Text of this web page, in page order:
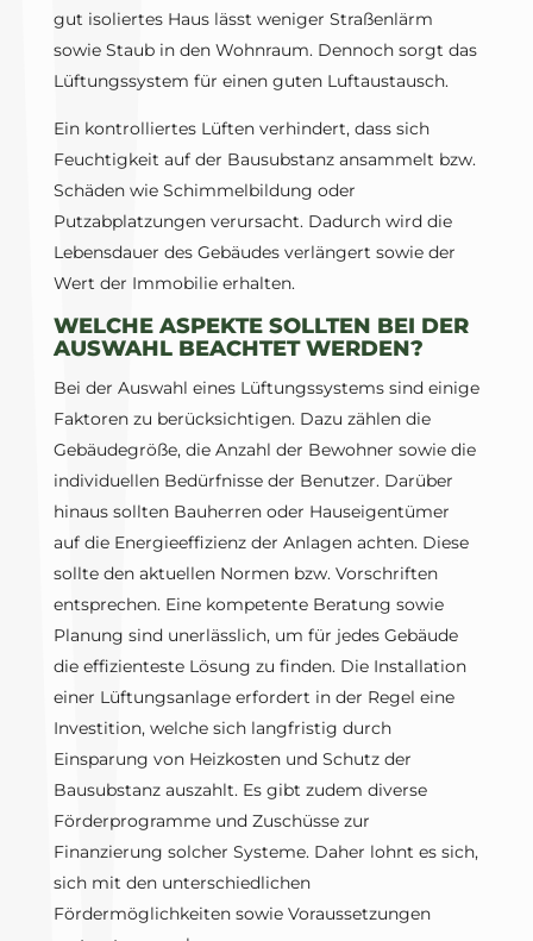
gut isoliertes Haus lässt weniger Straßenlärm
sowie Staub in den Wohnraum. Dennoch sorgt das
Lüftungssystem für einen guten Luftaustausch.
Ein kontrolliertes Lüften verhindert, dass sich
Feuchtigkeit auf der Bausubstanz ansammelt bzw.
Schäden wie Schimmelbildung oder
Putzabplatzungen verursacht. Dadurch wird die
Lebensdauer des Gebäudes verlängert sowie der
Wert der Immobilie erhalten.
WELCHE ASPEKTE SOLLTEN BEI DER
AUSWAHL BEACHTET WERDEN?
Bei der Auswahl eines Lüftungssystems sind einige
Faktoren zu berücksichtigen. Dazu zählen die
Gebäudegröße, die Anzahl der Bewohner sowie die
individuellen Bedürfnisse der Benutzer. Darüber
hinaus sollten Bauherren oder Hauseigentümer
auf die Energieeffizienz der Anlagen achten. Diese
sollte den aktuellen Normen bzw. Vorschriften
entsprechen. Eine kompetente Beratung sowie
Planung sind unerlässlich, um für jedes Gebäude
die effizienteste Lösung zu finden. Die Installation
einer Lüftungsanlage erfordert in der Regel eine
Investition, welche sich langfristig durch
Einsparung von Heizkosten und Schutz der
Bausubstanz auszahlt. Es gibt zudem diverse
Förderprogramme und Zuschüsse zur
Finanzierung solcher Systeme. Daher lohnt es sich,
sich mit den unterschiedlichen
Fördermöglichkeiten sowie Voraussetzungen